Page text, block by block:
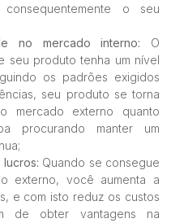
o seu
no mercado interno: O
seu produto tenha um nível
os padrões exigidos
seu produto se torna
mercado externo quanto
procurando manter um
Quando se consegue
externo, você aumenta a
e com isto reduz os custos
de obter vantagens na